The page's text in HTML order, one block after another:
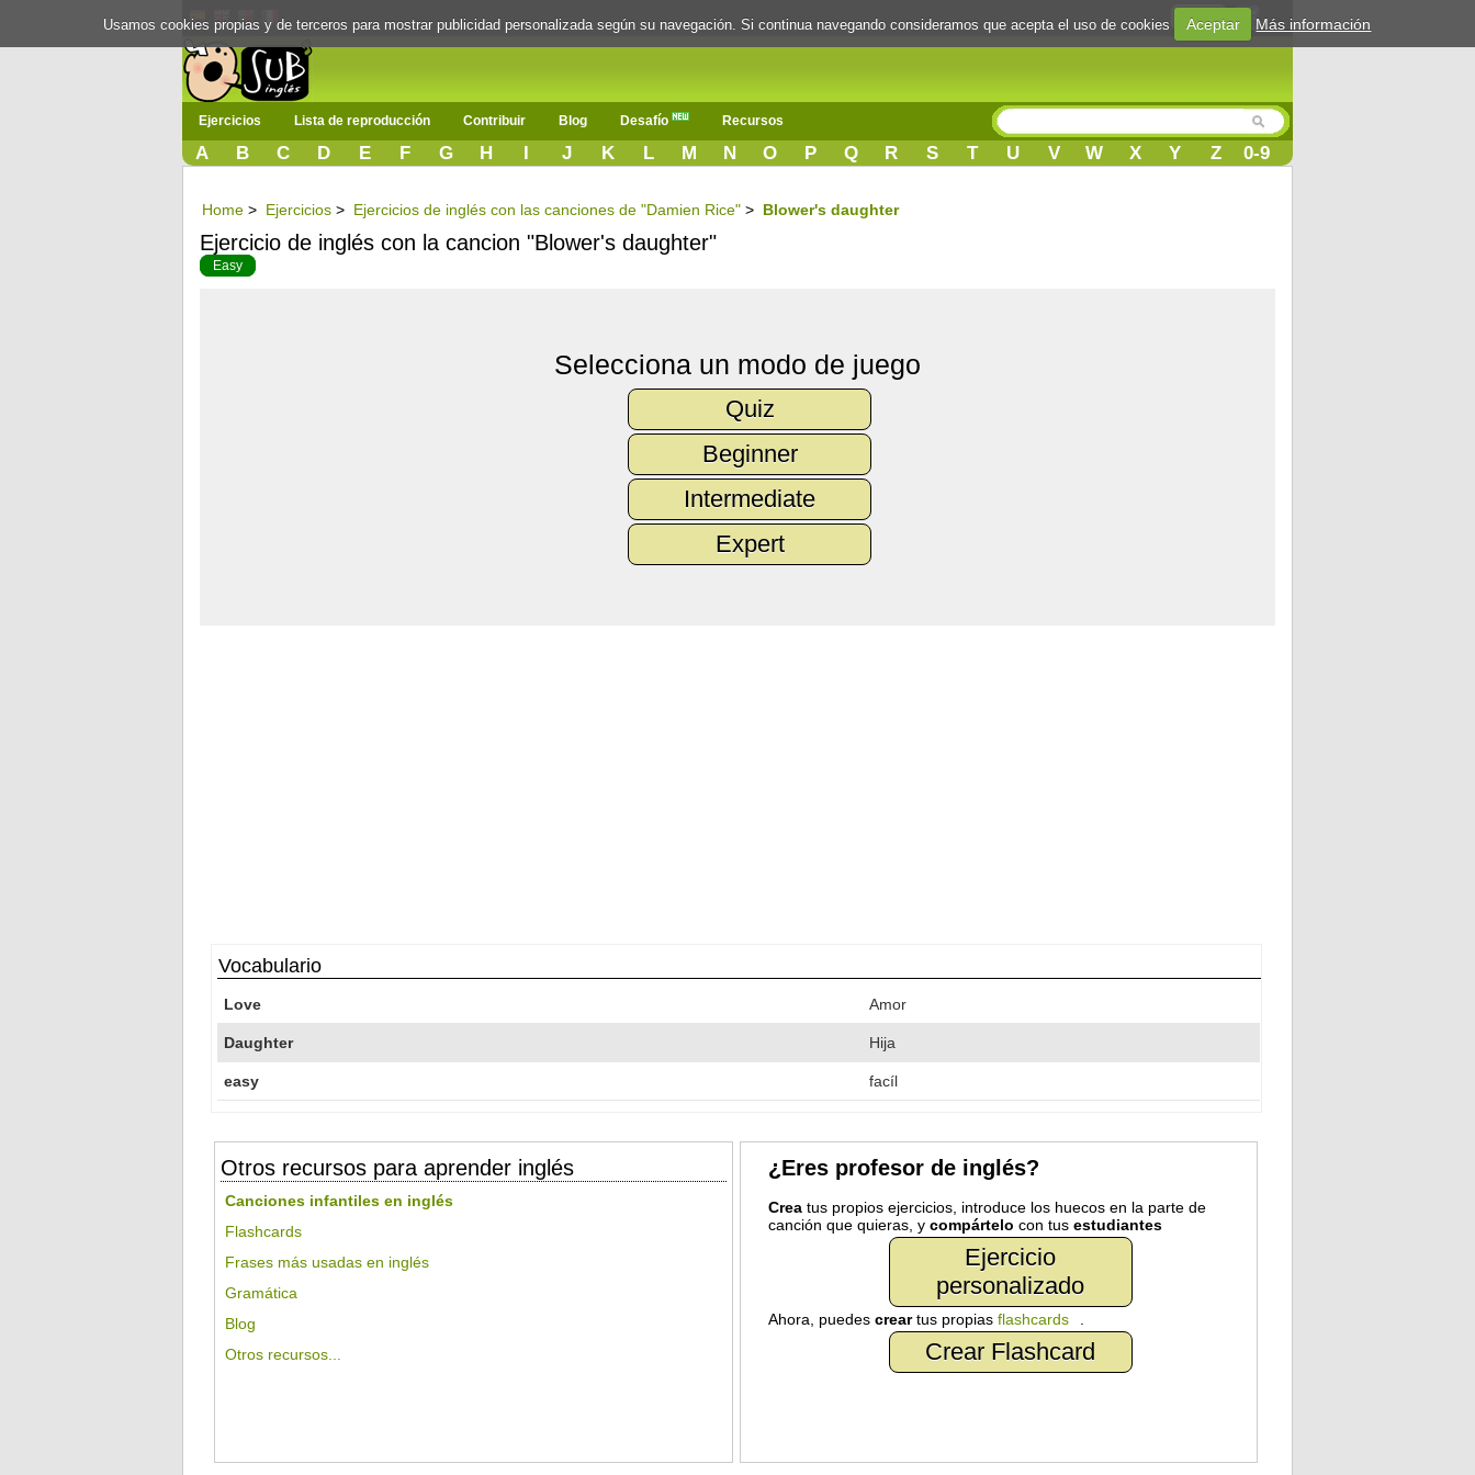
Login
Ejercicios Lista de reproducción Contribuir Blog Desafío Recursos
A B C D E F G H I J K L M N O P Q R S T U V W X Y Z 0-9
Home > Ejercicios > Ejercicios de inglés con las canciones de "Damien Rice" > Blower's daughter
Ejercicio de inglés con la cancion "Blower's daughter"
Easy
Selecciona un modo de juego
Quiz
Beginner
Intermediate
Expert
Vocabulario
Love Amor
Daughter Hija
easy facíl
Otros recursos para aprender inglés
Canciones infantiles en inglés
Flashcards
Frases más usadas en inglés
Gramática
Blog
Otros recursos...
¿Eres profesor de inglés?
Creatus propios ejercicios, introduce los huecos en la parte de
canción que quieras, y compártelo con tus estudiantes
Ejercicio
personalizado
Ahora, puedes creartus propias flashcards
Crear Flashcard
Usamos cookies propias y de terceros para mostrar publicidad personalizada según su navegación. Si continua navegando consideramos que acepta el uso de cookies Aceptar Más información